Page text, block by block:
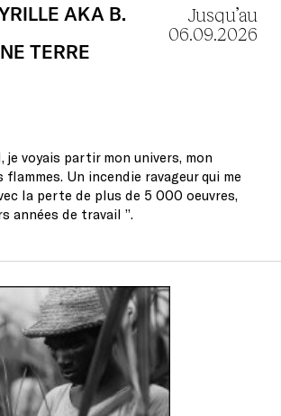
AKA B.
TERRE
Jusqu’au
06.09.2026
je voyais partir mon univers, mon
flammes. Un incendie ravageur qui me
la perte de plus de 5 000 oeuvres,
années de travail ’’.